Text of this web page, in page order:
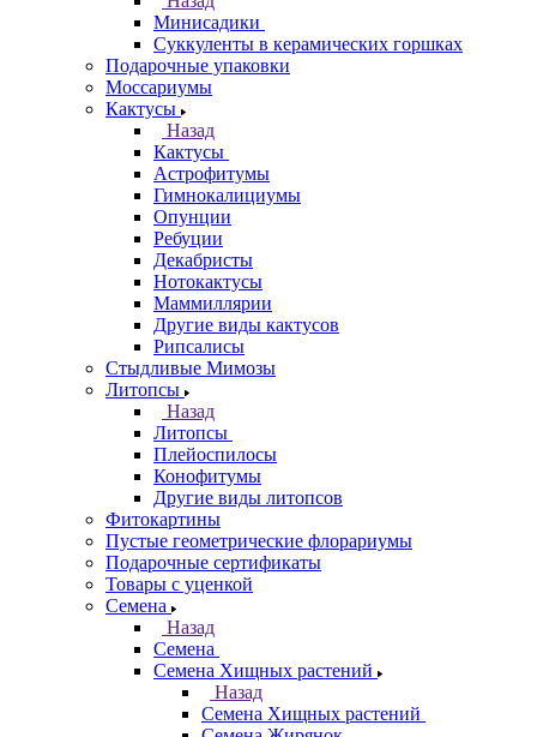
Минисадики
Суккуленты в керамических горшках
Подарочные упаковки
Моссариумы
Кактусы
Назад
Кактусы
Астрофитумы
Гимнокалициумы
Опунции
Ребуции
Декабристы
Нотокактусы
Маммиллярии
Другие виды кактусов
Рипсалисы
Стыдливые Мимозы
Литопсы
Назад
Литопсы
Плейоспилосы
Конофитумы
Другие виды литопсов
Фитокартины
Пустые геометрические флорариумы
Подарочные сертификаты
Товары с уценкой
Семена
Назад
Семена
Семена Хищных растений
Назад
Семена Хищных растений